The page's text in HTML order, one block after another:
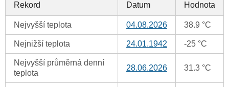
Rekord Datum Hodnota
Nejvyšší teplota 04.08.2026 38.9 °C
Nejnižší teplota 24.01.1942 -25 °C
Nejvyšší průměrná denní
teplota
28.06.2026 31.3 °C